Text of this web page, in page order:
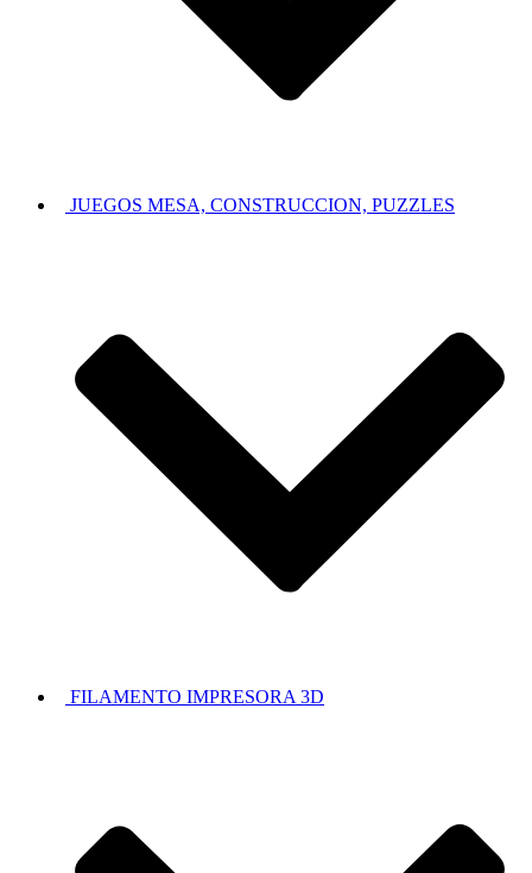
JUEGOS MESA, CONSTRUCCION, PUZZLES
FILAMENTO IMPRESORA 3D